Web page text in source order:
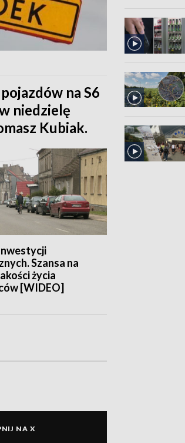
na S6
niedzielę
Kubiak.
Szansa na
życia
[WIDEO]
NA X